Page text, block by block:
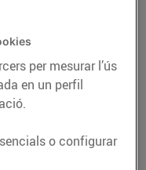
per mesurar l’ús
en un perfil
o configurar